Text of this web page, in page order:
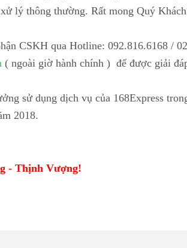
lý thông thường. Rất mong Quý
CSKH qua Hotline: 092.816.6168 /
( ngoài giờ hành chính ) để được giải
sử dụng dịch vụ của 168Express
2018.
- Thịnh Vượng!